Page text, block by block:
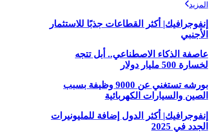
المزيد
إنفوجرافيك| أكثر القطاعات جذبًا للاستثمار
الأجنبي
عاصفة الذكاء الاصطناعي.. أبل تتجه
لخسارة 500 مليار دولار
بورشه تستغني عن 9000 وظيفة بسبب
الصين والسيارات الكهربائية
إنفوجرافيك| أكثر الدول إضافة للمليونيرات
الجدد في 2025